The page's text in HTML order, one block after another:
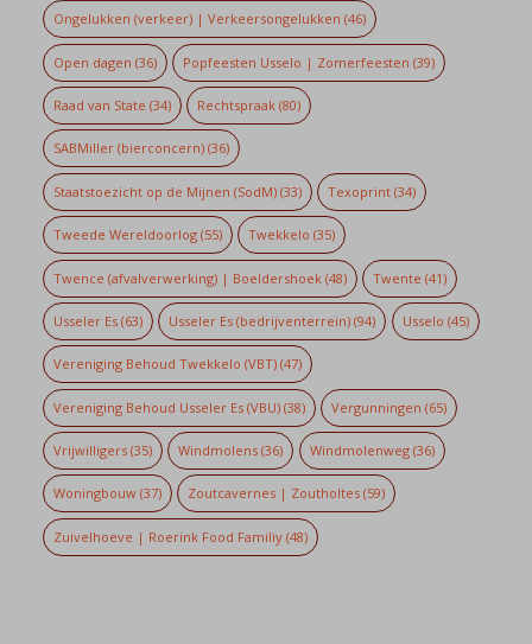
Ongelukken (verkeer) | Verkeersongelukken (46)
Open dagen (36) Popfeesten Usselo | Zomerfeesten (39)
Raad van State (34) Rechtspraak (80)
SABMiller (bierconcern)(36)
Staatstoezicht op de Mijnen (SodM)(33) Texoprint (34)
Tweede Wereldoorlog(55) Twekkelo (35)
Twence (afvalverwerking) | Boeldershoek(48) Twente (41)
Usseler Es(63) Usseler Es (bedrijventerrein) (94) Usselo (45)
Vereniging Behoud Twekkelo (VBT)(47)
Vereniging Behoud Usseler Es (VBU)(38) Vergunningen (65)
Vrijwilligers(35) Windmolens (36) Windmolenweg(36)
Woningbouw(37) Zoutcavernes | Zoutholtes (59)
Zuivelhoeve | Roerink Food Familiy(48)